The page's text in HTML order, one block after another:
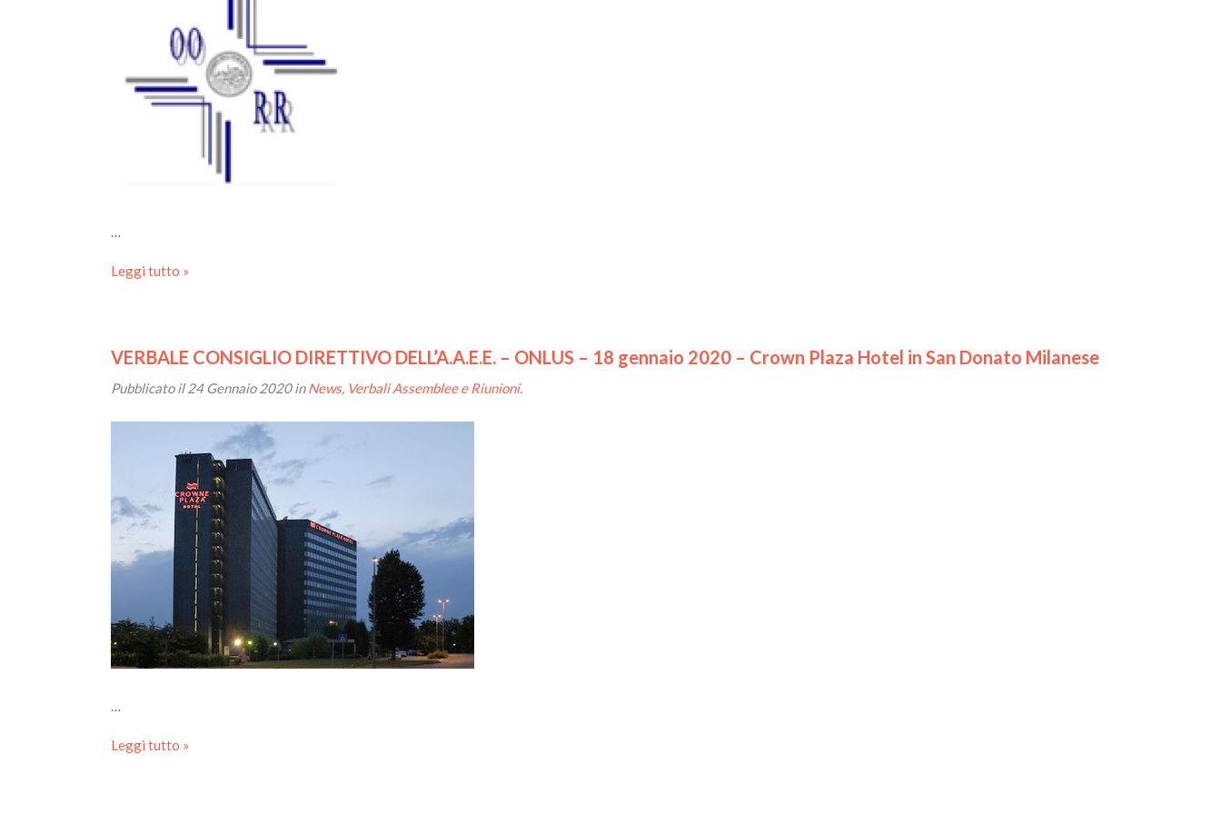
…
Leggi tutto »
VERBALE CONSIGLIO DIRETTIVO DELL’A.A.E.E. – ONLUS – 18 gennaio 2020 – Crown Plaza Hotel in San Donato Milanese
Pubblicato il24 Gennaio 2020inNews, Verbali Assemblee e Riunioni.
…
Leggi tutto »